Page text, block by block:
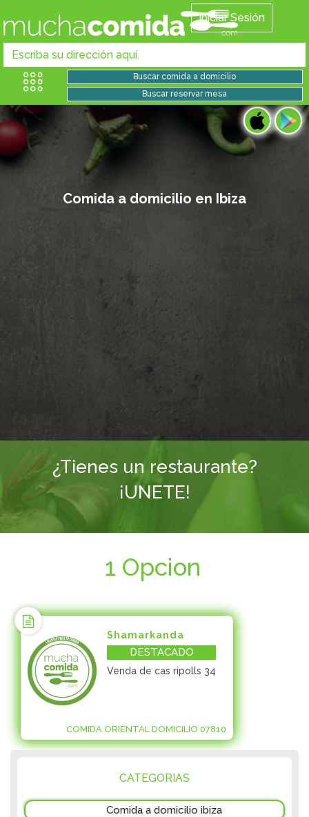
Iniciar Sesión
¿Tienes un restaurante?
¡UNETE!
Comida a domicilio en Ibiza
1 Opcion
Shamarkanda
DESTACADO
Venda de cas ripolls 34
COMIDA ORIENTAL DOMICILIO 07810
CATEGORIAS
Comida a domicilio ibiza